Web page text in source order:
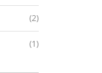
(2)
(1)